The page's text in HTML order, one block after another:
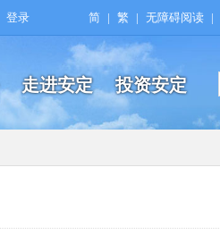
登录 简 | 繁 | 无障碍阅读 |
走进安定 投资安定